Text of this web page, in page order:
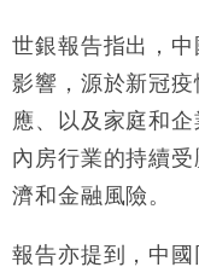
15:11
財經｜韓股
13:44
財經｜內地7
差達1125億
12:44
財經｜日本
日圓干預創新
張
世銀報告指出，
影響，源於新冠
應、以及家庭和
內房行業的持續
濟和金融風險。
報告亦提到，中